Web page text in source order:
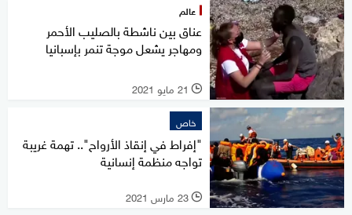
عالم
عناق بين ناشطة بالصليب الأحمر
ومهاجر يشعل موجة تنمر بإسبانيا
l 21 مايو 2021
خاص
"إفراط في إنقاذ الأرواح".. تهمة غريبة
تواجه منظمة إنسانية
l 23 مارس 2021